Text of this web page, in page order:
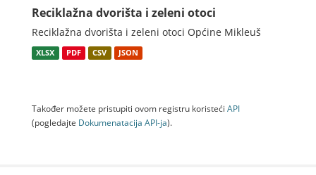
Reciklažna dvorišta i zeleni otoci
Reciklažna dvorišta i zeleni otoci Općine Mikleuš
XLSX PDF CSV JSON
Također možete pristupiti ovom registru koristeći API
(pogledajte Dokumenаtаcijа API-jа).